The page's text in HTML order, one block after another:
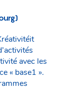
avec les
« base1 ».